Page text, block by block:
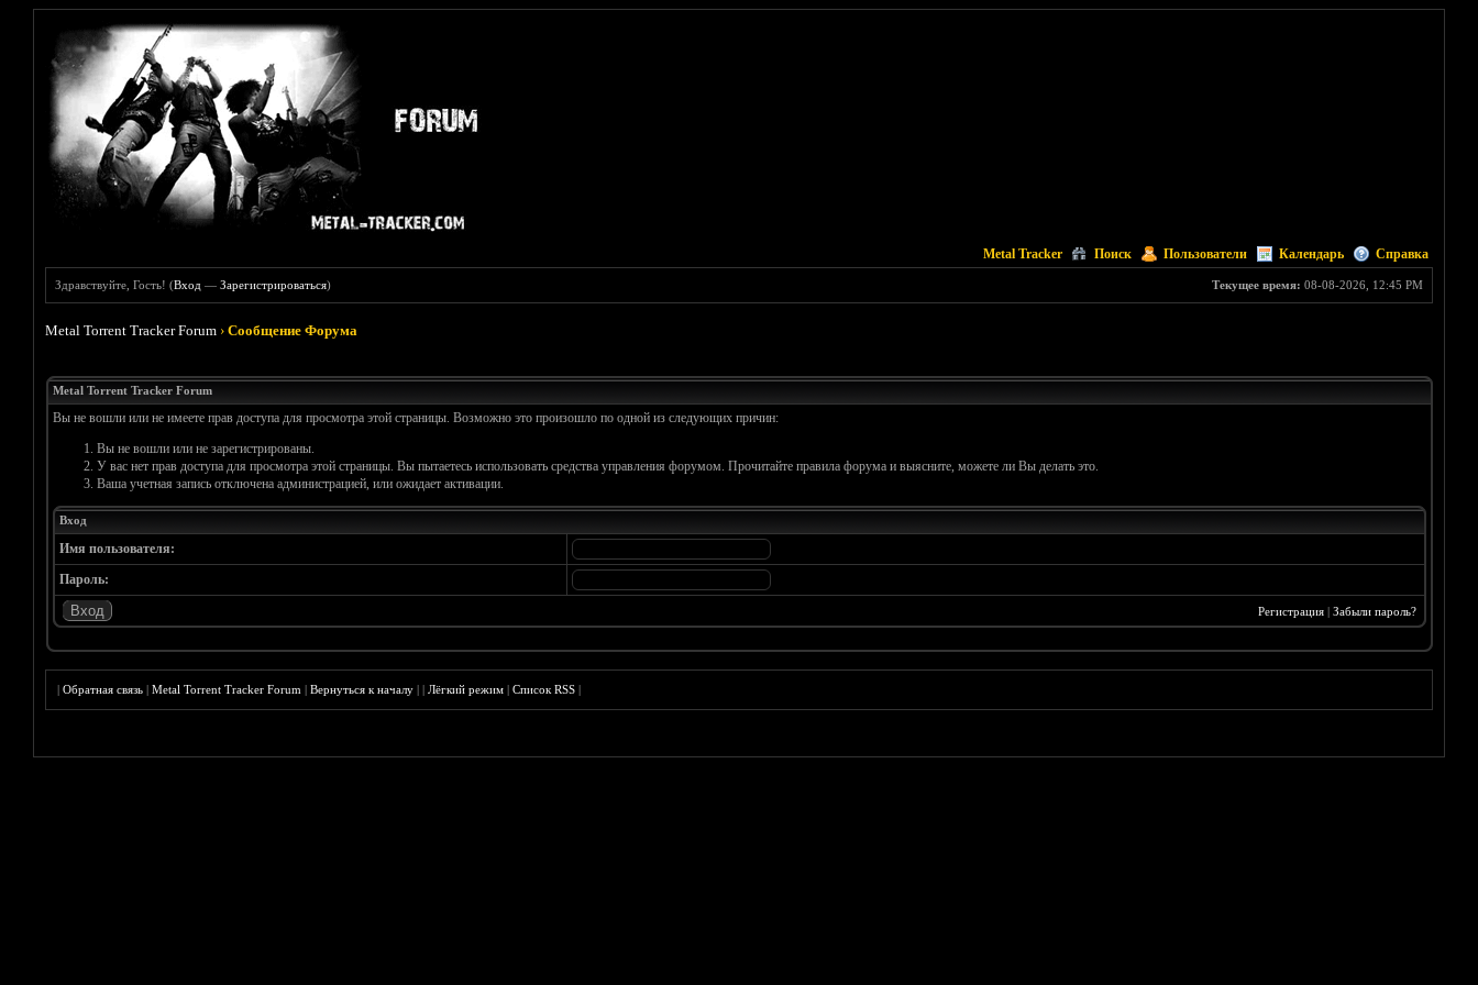
Metal Tracker Поиск Пользователи Календарь Справка
Текущее время: 08-08-2026, 12:45 PM
Здравствуйте, Гость! (Вход —Зарегистрироваться)
Metal Torrent Tracker Forum ›Сообщение Форума
Metal Torrent Tracker Forum
Вы не вошли или не имеете прав доступа для просмотра этой страницы. Возможно это произошло по одной из следующих причин:
Вы не вошли или не зарегистрированы.
У вас нет прав доступа для просмотра этой страницы. Вы пытаетесь использовать средства управления форумом. Прочитайте правила форума и выясните, можете ли Вы делать это.
Ваша учетная запись отключена администрацией, или ожидает активации.
Вход
Имя пользователя:
Пароль:
Регистрация| Забыли пароль?
|Обратная связь |Metal Torrent Tracker Forum |Вернуться к началу ||Лёгкий режим |Список RSS |